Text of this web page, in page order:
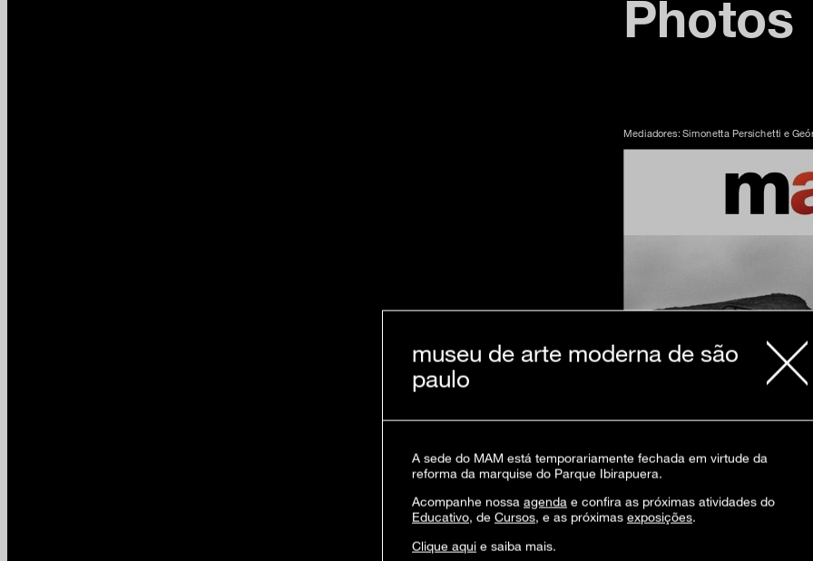
Photos
Mediadores: Simonetta Persichetti e
museu de arte moderna de são
paulo
A sede do MAM está temporariamente fechada em virtude da
reforma da marquise do Parque Ibirapuera.
Acompanhe nossa agenda e confira as próximas atividades do
Educativo, de Cursos, e as próximas exposições.
Clique aqui e saiba mais.